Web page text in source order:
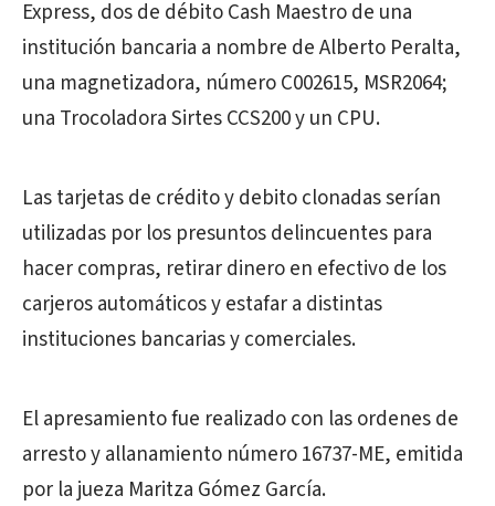
Express, dos de débito Cash Maestro de una
institución bancaria a nombre de Alberto Peralta,
una magnetizadora, número C002615, MSR2064;
una Trocoladora Sirtes CCS200 y un CPU.
Las tarjetas de crédito y debito clonadas serían
utilizadas por los presuntos delincuentes para
hacer compras, retirar dinero en efectivo de los
carjeros automáticos y estafar a distintas
instituciones bancarias y comerciales.
El apresamiento fue realizado con las ordenes de
arresto y allanamiento número 16737-ME, emitida
por la jueza Maritza Gómez García.